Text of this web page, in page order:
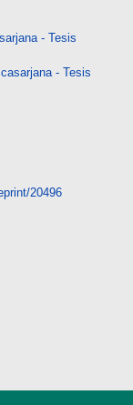
- Tesis
- Tesis
20496